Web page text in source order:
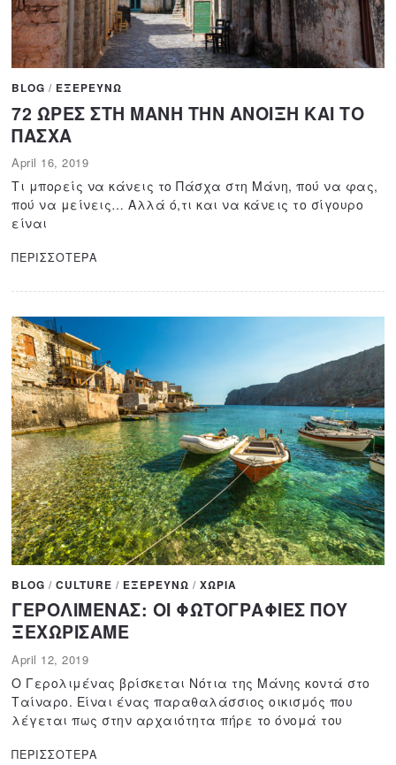
BLOG / ΕΞΕΡΕΥΝΩ
72 ΩΡΕΣ ΣΤΗ ΜΑΝΗ ΤΗΝ ΑΝΟΙΞΗ ΚΑΙ ΤΟ
ΠΑΣΧΑ
April 16, 2019
r
i
,
0
2
Τι μπορείς να κάνεις το Πάσχα στη Μάνη, πού να φας,
πού να μείνεις… Αλλά ό,τι και να κάνεις το σίγουρο
είναι
ΠΕΡΙΣΣΟΤΕΡΑ
BLOG / CULTURE / ΕΞΕΡΕΥΝΩ / ΧΩΡΙΑ
ΓΕΡΟΛΙΜΕΝΑΣ: ΟΙ ΦΩΤΟΓΡΑΦΙΕΣ ΠΟΥ
ΞΕΧΩΡΙΣΑΜΕ
April 12, 2019
p
r
i
l
1
Ο Γερολιμένας βρίσκεται Νότια της Μάνης κοντά στο
Ταίναρο. Είναι ένας παραθαλάσσιος οικισμός που
λέγεται πως στην αρχαιότητα πήρε το όνομά του
ΠΕΡΙΣΣΟΤΕΡΑ